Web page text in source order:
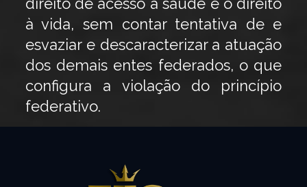
à vida, sem contar tentativa de e
esvaziar e descaracterizar a atuação
dos demais entes federados, o que
configura a violação do princípio
federativo.